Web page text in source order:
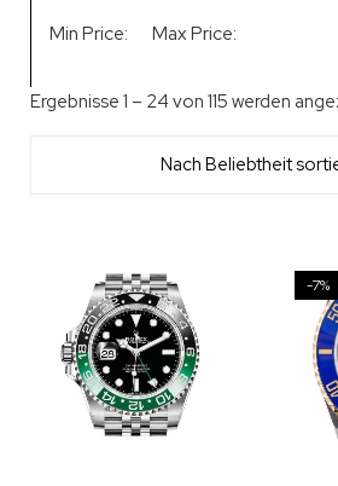
Min Price: Max Price:
Ergebnisse 1 – 24 von 115 werden
Nach Beliebtheit
-7%